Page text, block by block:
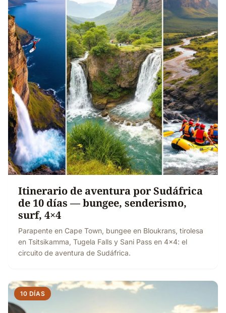
Itinerario de aventura por Sudáfrica
de 10 días — bungee, senderismo,
surf, 4×4
Parapente en Cape Town, bungee en Bloukrans, tirolesa
en Tsitsikamma, Tugela Falls y Sani Pass en 4×4: el
circuito de aventura de Sudáfrica.
10 DÍAS